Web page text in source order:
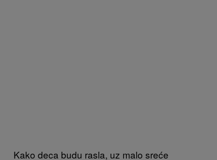
Kako deca budu rasla, uz malo sreće